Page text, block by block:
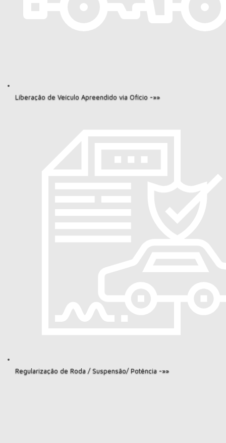
Liberação de Veículo Apreendido via Ofício -»»
Regularização de Roda / Suspensão/ Potência -»»